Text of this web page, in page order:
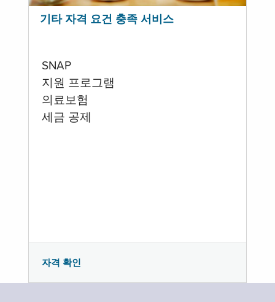
기타 자격 요건 충족 서비스
SNAP
지원 프로그램
의료보험
세금 공제
자격 확인